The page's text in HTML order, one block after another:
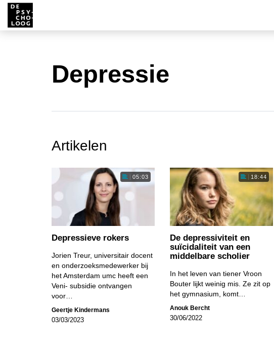
Depressie
Artikelen
05:03
Depressieve rokers
Jorien Treur, universitair docent
en onderzoeksmedewerker bij
het Amsterdam umc heeft een
Veni- subsidie ontvangen
voor…
Geertje Kindermans
03/03/2023
18:44
De depressiviteit en
suïcidaliteit van een
middelbare scholier
In het leven van tiener Vroon
Bouter lijkt weinig mis. Ze zit op
het gymnasium, komt…
Anouk Bercht
30/06/2022